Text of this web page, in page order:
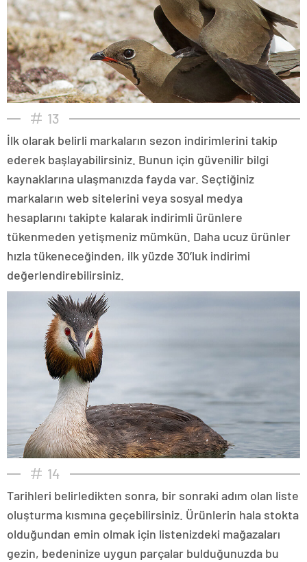
13
İlk olarak belirli markaların sezon indirimlerini takip
ederek başlayabilirsiniz. Bunun için güvenilir bilgi
kaynaklarına ulaşmanızda fayda var. Seçtiğiniz
markaların web sitelerini veya sosyal medya
hesaplarını takipte kalarak indirimli ürünlere
tükenmeden yetişmeniz mümkün. Daha ucuz ürünler
hızla tükeneceğinden, ilk yüzde 30’luk indirimi
değerlendirebilirsiniz.
14
Tarihleri belirledikten sonra, bir sonraki adım olan liste
oluşturma kısmına geçebilirsiniz. Ürünlerin hala stokta
olduğundan emin olmak için listenizdeki mağazaları
gezin, bedeninize uygun parçalar bulduğunuzda bu